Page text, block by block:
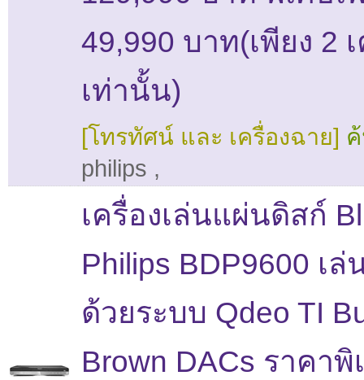
49,990 บาท(เพียง 2
เท่านั้น)
[โทรทัศน์ และ เครื่องฉาย]
philips ,
เครื่องเล่นแผ่นดิสก์
Philips BDP9600 เล่
ด้วยระบบ Qdeo TI
Brown DACs ราคาพิ